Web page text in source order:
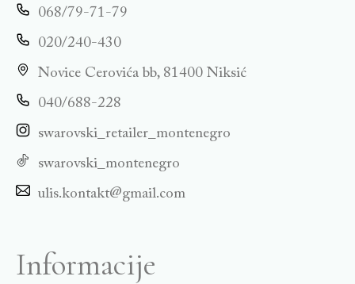
068/79-71-79
020/240-430
Novice Cerovića bb, 81400 Niksić
040/688-228
swarovski_retailer_montenegro
swarovski_montenegro
ulis.kontakt@gmail.com
Informacije